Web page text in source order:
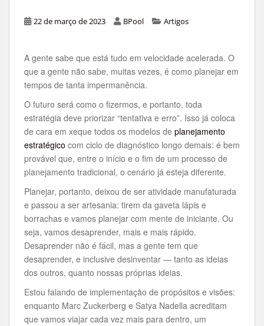
22 de março de 2023 BPool Artigos
A gente sabe que está tudo em velocidade acelerada. O
que a gente não sabe, muitas vezes, é como planejar em
tempos de tanta impermanência.
O futuro será como o fizermos, e portanto, toda
estratégia deve priorizar “tentativa e erro”. Isso já coloca
de cara em xeque todos os modelos de planejamento
estratégico com ciclo de diagnóstico longo demais: é bem
provável que, entre o início e o fim de um processo de
planejamento tradicional, o cenário já esteja diferente.
Planejar, portanto, deixou de ser atividade manufaturada
e passou a ser artesania: tirem da gaveta lápis e
borrachas e vamos planejar com mente de iniciante. Ou
seja, vamos desaprender, mais e mais rápido.
Desaprender não é fácil, mas a gente tem que
desaprender, e inclusive desinventar — tanto as ideias
dos outros, quanto nossas próprias ideias.
Estou falando de implementação de propósitos e visões:
enquanto Marc Zuckerberg e Satya Nadella acreditam
que vamos viajar cada vez mais para dentro, um